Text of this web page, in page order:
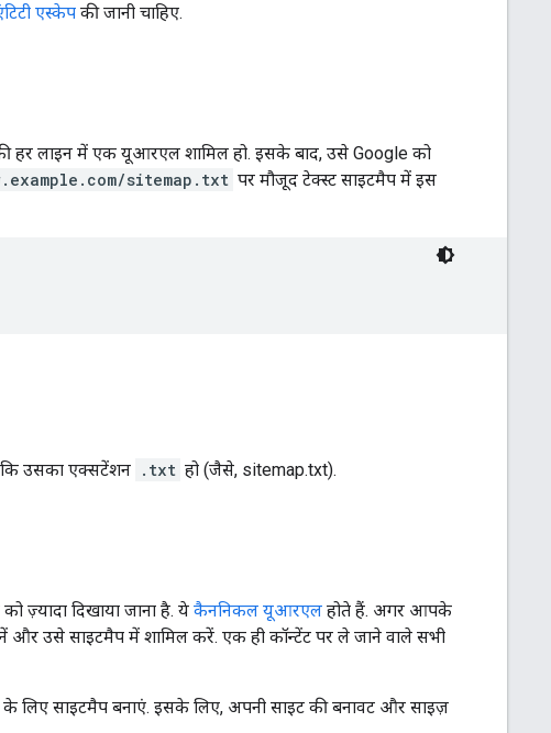
एस्केप की जानी चाहिए.
हर लाइन में एक यूआरएल शामिल हो. इसके बाद, उसे Google को
sitemap.txt पर मौजूद टेक्स्ट साइटमैप में इस
कि उसका एक्सटेंशन .txt हो (जैसे, sitemap.txt).
ज़्यादा दिखाया जाना है. ये कैननिकल यूआरएल होते हैं. अगर आपके
उसे साइटमैप में शामिल करें. एक ही कॉन्टेंट पर ले जाने वाले सभी
साइटमैप बनाएं. इसके लिए, अपनी साइट की बनावट और साइज़